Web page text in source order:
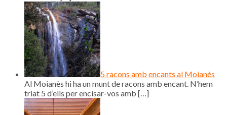
5 racons amb encants al Moianès
Al Moianès hi ha un munt de racons amb encant. N’hem
triat 5 d’ells per encisar-vos amb […]